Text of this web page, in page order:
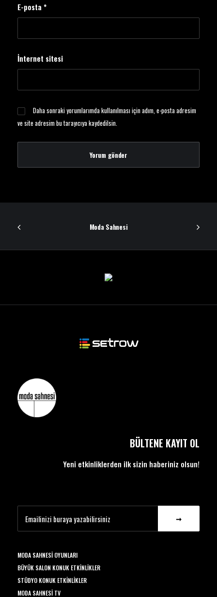
E-posta *
İnternet sitesi
Daha sonraki yorumlarımda kullanılması için adım, e-posta adresim
ve site adresim bu tarayıcıya kaydedilsin.
Moda Sahnesi
BÜLTENE KAYIT OL
Yeni etkinliklerden ilk sizin haberiniz olsun!
MODA SAHNESI OYUNLARI
BÜYÜK SALON KONUK ETKINLIKLER
STÜDYO KONUK ETKINLIKLER
MODA SAHNESI TV